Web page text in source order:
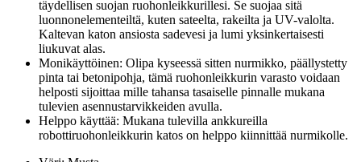
täydellisen suojan ruohonleikkurillesi. Se suojaa sitä
luonnonelementeiltä, kuten sateelta, rakeilta ja UV-valolta.
Kaltevan katon ansiosta sadevesi ja lumi yksinkertaisesti
liukuvat alas.
Monikäyttöinen: Olipa kyseessä sitten nurmikko, päällystetty
pinta tai betonipohja, tämä ruohonleikkurin varasto voidaan
helposti sijoittaa mille tahansa tasaiselle pinnalle mukana
tulevien asennustarvikkeiden avulla.
Helppo käyttää: Mukana tulevilla ankkureilla
robottiruohonleikkurin katos on helppo kiinnittää nurmikolle.